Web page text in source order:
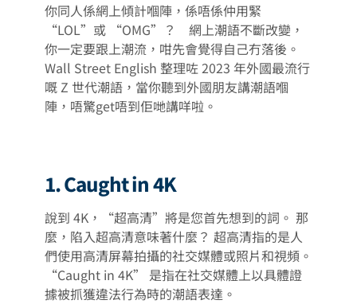
你同人係網上傾計嗰陣，係唔係仲用緊
“LOL”或 “OMG”？ 網上潮語不斷改變，
你一定要跟上潮流，咁先會覺得自己冇落後。
Wall Street English 整理咗 2023 年外國最流行
嘅 Z 世代潮語，當你聽到外國朋友講潮語嗰
陣，唔驚get唔到佢哋講咩啦。
1. Caught in 4K
說到 4K，“超高清”將是您首先想到的詞。 那
麼，陷入超高清意味著什麼？ 超高清指的是人
們使用高清屏幕拍攝的社交媒體或照片和視頻。
“Caught in 4K” 是指在社交媒體上以具體證
據被抓獲違法行為時的潮語表達。